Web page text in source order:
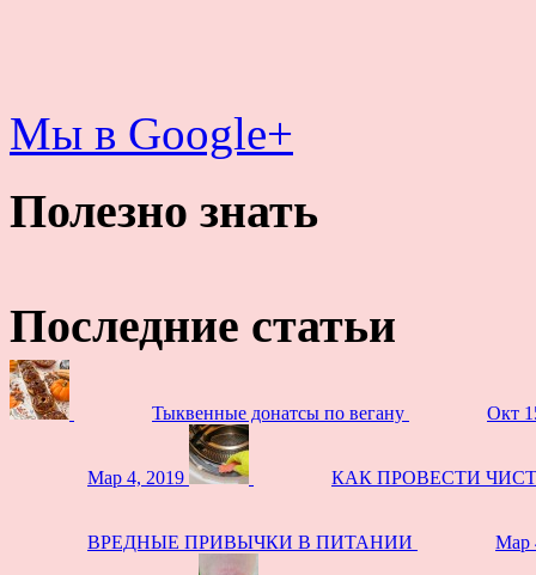
Мы в Google+
Полезно знать
Последние статьи
Тыквенные донатсы по вегану Окт
Мар 4, 2019 КАК ПРОВЕСТИ
ВРЕДНЫЕ ПРИВЫЧКИ В ПИТАНИИ Мар